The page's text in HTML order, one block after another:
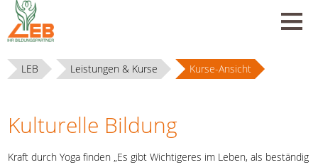
LEB Leistungen & Kurse Kurse-Ansicht
Kulturelle Bildung
Kraft durch Yoga finden „Es gibt Wichtigeres im Leben, als beständig